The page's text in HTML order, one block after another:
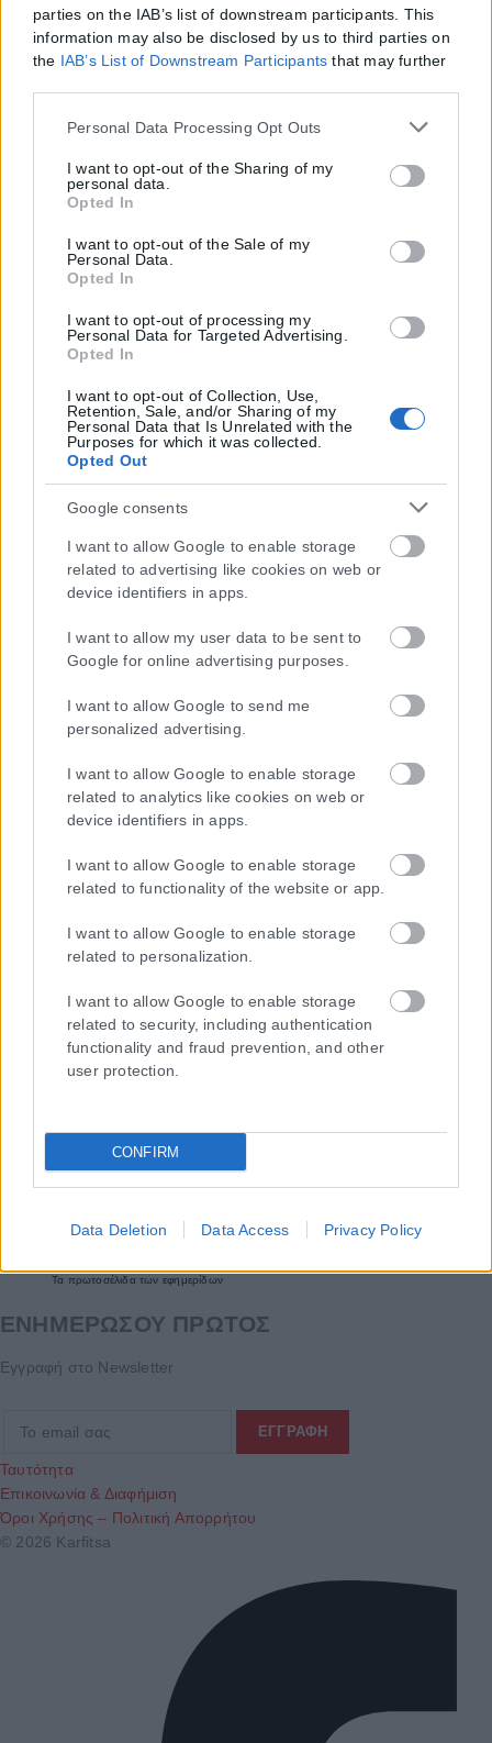
parties on the IAB’s list of downstream participants. This
information may also be disclosed by us to third parties on
the IAB’s List of Downstream Participants that may further
Please note that this website/app uses one or more Google
but not limited to your visit or usage behaviour. You may
click to grant or deny consent to Google and its third-party
tags to use your data for below specified purposes in below
Google consent section.
Personal Data Processing Opt Outs
I want to opt-out of the Sharing of my
personal data.
Opted In
I want to opt-out of the Sale of my
Personal Data.
Opted In
I want to opt-out of processing my
Personal Data for Targeted Advertising.
Opted In
I want to opt-out of Collection, Use,
Retention, Sale, and/or Sharing of my
Personal Data that Is Unrelated with the
Purposes for which it was collected.
Opted Out
Google consents
I want to allow Google to enable storage
related to advertising like cookies on web or
device identifiers in apps.
I want to allow my user data to be sent to
Google for online advertising purposes.
I want to allow Google to send me
personalized advertising.
I want to allow Google to enable storage
related to analytics like cookies on web or
device identifiers in apps.
I want to allow Google to enable storage
related to functionality of the website or app.
I want to allow Google to enable storage
related to personalization.
I want to allow Google to enable storage
related to security, including authentication
functionality and fraud prevention, and other
user protection.
CONFIRM
Data Deletion Data Access Privacy Policy
Η εταιρεία με την επωνυμία “POLITICAL MEDIA GROUP A.E.” και κατ’
επέκταση η ιστοσελίδα που κατέχει αυτή “www.karfitsa.gr”
συμμορφώνονται με τη Σύσταση (ΕΕ) 2018/334 της Επιτροπής της
1ης Μαρτίου 2018 σχετικά με τα μέτρα για την αποτελεσματική
αντιμετώπιση του παράνομου περιεχομένου στο διαδίκτυο (L 63).
ΤΑ ΠΡΩΤΟΣΕΛΙΔΑ ΣΗΜΕΡΑ
Τα πρωτοσέλιδατων εφημερίδων
ΕΝΗΜΕΡΩΣΟΥ ΠΡΩΤΟΣ
Εγγραφή στο Newsletter
Ταυτότητα
Επικοινωνία & Διαφήμιση
Όροι Χρήσης – Πολιτική Απορρήτου
© 2026 Karfitsa